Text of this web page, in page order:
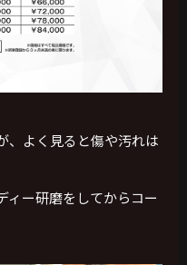
、よく見ると傷や汚れは
ィー研磨をしてからコー